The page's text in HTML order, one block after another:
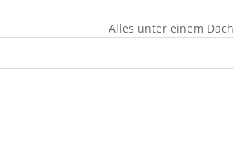
Alles unter einem Dach